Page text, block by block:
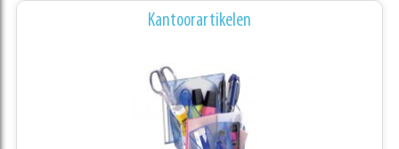
Kantoorartikelen